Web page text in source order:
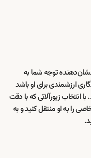
نشان‌دهنده توجه شما به
ارزشمندی برای او باشد
انتخاب زیورآلاتی که با دقت
را به او منتقل کنید و به